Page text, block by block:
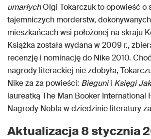
umarłychOlgi Tokarczuk to opowieść o
tajemniczych morderstw,
mieszkańcach wsi położonej na skraju
Książka została wydana w 2009 r.,
recenzję i nominację do Nike 2010.
nagrody literackiej nie zdobyła,
Nike za za powieści: Biegunii Księgi
laureatką The Man Booker International
Nagrody Nobla w dziedzinie literatury
Aktualizacja 8 stycznia